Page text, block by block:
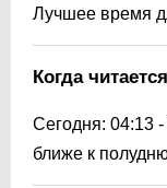
Лучшее время
Когда
Сегодня: 04:13 -
ближе к